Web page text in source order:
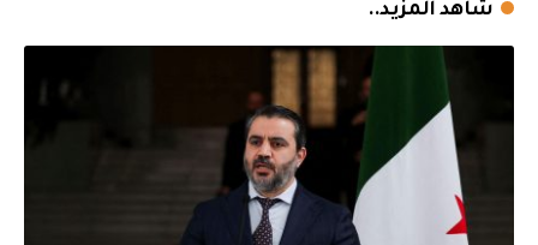
شاهد المزيد..